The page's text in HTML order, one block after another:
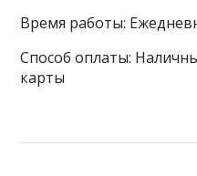
Время работы:
Способ оплаты:
карты